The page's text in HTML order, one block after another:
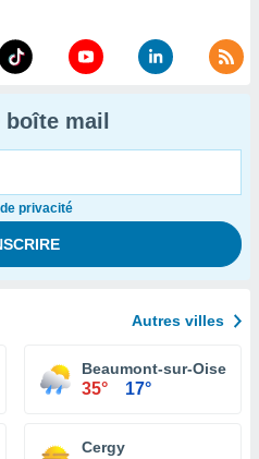
mail
privacité
Autres villes
Beaumont-sur-Oise
35° 17°
Cergy